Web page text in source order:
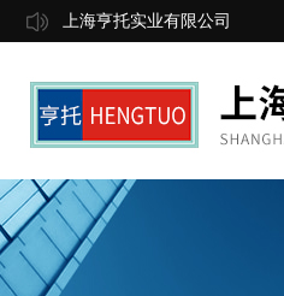
上海亨托实业有限公司